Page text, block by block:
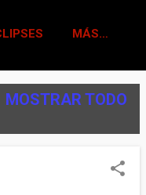
MÁS…
MOSTRAR TODO